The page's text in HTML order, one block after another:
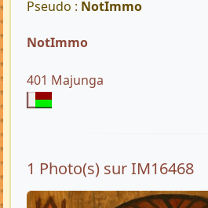
Pseudo : NotImmo
NotImmo
401 Majunga
1 Photo(s) sur IM16468